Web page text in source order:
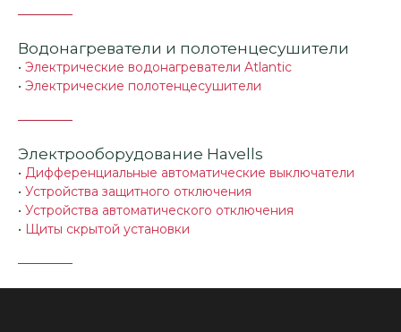
Водонагреватели и полотенцесушители
• Электрические водонагреватели Atlantic
• Электрические полотенцесушители
Электрооборудование Havells
• Дифференциальные автоматические выключатели
• Устройства защитного отключения
• Устройства автоматического отключения
• Щиты скрытой установки